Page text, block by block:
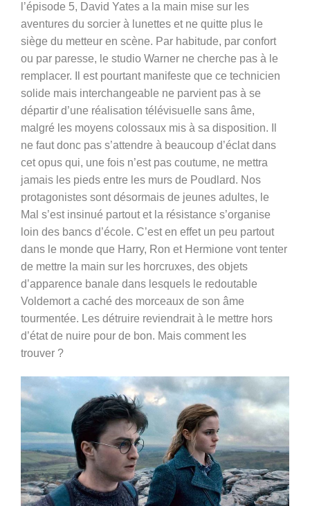
l’épisode 5, David Yates a la main mise sur les
aventures du sorcier à lunettes et ne quitte plus le
siège du metteur en scène. Par habitude, par confort
ou par paresse, le studio Warner ne cherche pas à le
remplacer. Il est pourtant manifeste que ce technicien
solide mais interchangeable ne parvient pas à se
départir d’une réalisation télévisuelle sans âme,
malgré les moyens colossaux mis à sa disposition. Il
ne faut donc pas s’attendre à beaucoup d’éclat dans
cet opus qui, une fois n’est pas coutume, ne mettra
jamais les pieds entre les murs de Poudlard. Nos
protagonistes sont désormais de jeunes adultes, le
Mal s’est insinué partout et la résistance s’organise
loin des bancs d’école. C’est en effet un peu partout
dans le monde que Harry, Ron et Hermione vont tenter
de mettre la main sur les horcruxes, des objets
d’apparence banale dans lesquels le redoutable
Voldemort a caché des morceaux de son âme
tourmentée. Les détruire reviendrait à le mettre hors
d’état de nuire pour de bon. Mais comment les
trouver ?